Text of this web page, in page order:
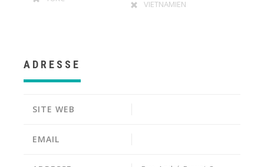
VIETNAMIEN
ADRESSE
SITE WEB
EMAIL